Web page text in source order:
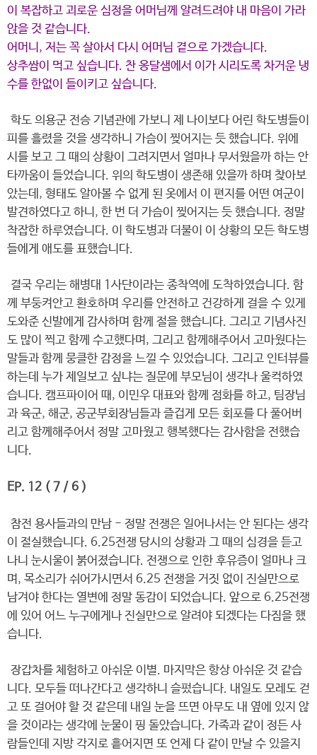
이 복잡하고 괴로운 심정을 어머님께 알려드려야 내 마음이 가라
앉을 것 같습니다.
어머니, 저는 꼭 살아서 다시 어머님 곁으로 가겠습니다.
상추쌈이 먹고 싶습니다. 찬 옹달샘에서 이가 시리도록 차거운 냉
수를 한없이 들이키고 싶습니다.
학도 의용군 전승 기념관에 가보니 제 나이보다 어린 학도병들이
피를 흘렸을 것을 생각하니 가슴이 찢어지는 듯 했습니다. 위에
시를 보고 그 때의 상황이 그려지면서 얼마나 무서웠을까 하는 안
타까움이 들었습니다. 위의 학도병이 생존해 있을까 하며 찾아보
았는데, 형태도 알아볼 수 없게 된 옷에서 이 편지를 어떤 여군이
발견하였다고 하니, 한 번 더 가슴이 찢어지는 듯 했습니다. 정말
착잡한 하루였습니다. 이 학도병과 더불이 이 상황의 모든 학도병
들에게 애도를 표했습니다.
결국 우리는 해병대 1사단이라는 종착역에 도착하였습니다. 함
께 부둥켜안고 환호하며 우리를 안전하고 건강하게 걸을 수 있게
도와준 신발에게 감사하며 함께 절을 했습니다. 그리고 기념사진
도 많이 찍고 함께 수고했다며, 그리고 함께해주어서 고마웠다는
말들과 함께 뭉클한 감정을 느낄 수 있었습니다. 그리고 인터뷰를
하는데 누가 제일보고 싶냐는 질문에 부모님이 생각나 울컥하였
습니다. 캠프파이어 때, 이민우 대표와 함께 점화를 하고, 팀장님
과 육군, 해군, 공군부회장님들과 즐겁게 모든 회포를 다 풀어버
리고 함께해주어서 정말 고마웠고 행복했다는 감사함을 전했습
니다.
EP. 12 ( 7 / 6 )
참전 용사들과의 만남 - 정말 전쟁은 일어나서는 안 된다는 생각
이 절실했습니다. 6.25전쟁 당시의 상황과 그 때의 심경을 듣고
나니 눈시울이 붉어졌습니다. 전쟁으로 인한 후유증이 얼마나 크
며, 목소리가 쉬어가시면서 6.25 전쟁을 거짓 없이 진실만으로
남겨야 한다는 열변에 정말 동감이 되었습니다. 앞으로 6.25전쟁
에 있어 어느 누구에게나 진실만으로 알려야 되겠다는 다짐을 했
습니다.
장갑차를 체험하고 아쉬운 이별. 마지막은 항상 아쉬운 것 같습
니다. 모두들 떠나간다고 생각하니 슬펐습니다. 내일도 모레도 걷
고 또 걸어야 할 것 같은데 내일 눈을 뜨면 아무도 내 옆에 있지 않
을 것이라는 생각에 눈물이 핑 돌았습니다. 가족과 같이 정든 사
람들인데 지방 각지로 흩어지면 또 언제 다 같이 만날 수 있을지